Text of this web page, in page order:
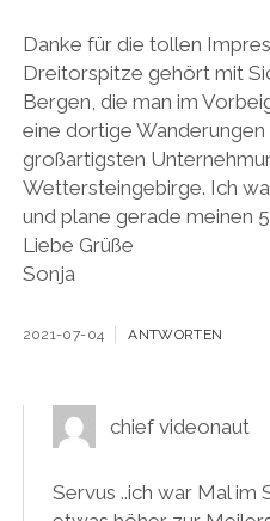
Danke für die tollen
Dreitorspitze gehört mit
Bergen, die man im
eine dortige
großartigsten
Wettersteingebirge. Ich
und plane gerade meinen
Liebe Grüße
Sonja
2021-07-04 ANTWORTEN
chief videonaut
Servus ..ich war Mal im